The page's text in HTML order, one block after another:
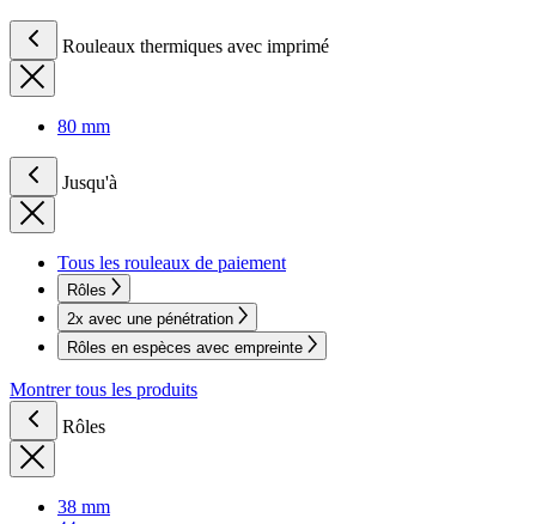
Rouleaux thermiques avec imprimé
80 mm
Jusqu'à
Tous les rouleaux de paiement
Rôles
2x avec une pénétration
Rôles en espèces avec empreinte
Montrer tous les produits
Rôles
38 mm